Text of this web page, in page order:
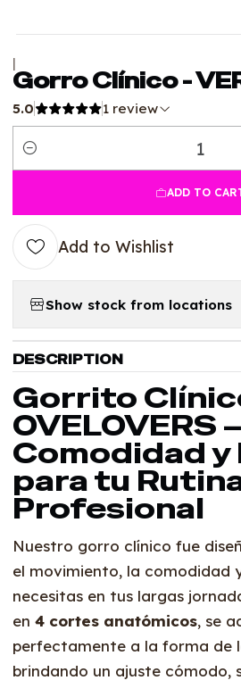
|
Gorro Clínico -
5.0 1 review
Quantity
ADD TO
Add to Wishlist
Show stock from locations
DESCRIPTION
Gorrito
OVELOVERS –
Comodidad y
para tu
Profesional
Nuestro gorro clínico fue
el movimiento, la comodidad
necesitas en tus largas
en4 cortes anatómicos, se
perfectamente a la forma de
brindando un ajuste cómodo,